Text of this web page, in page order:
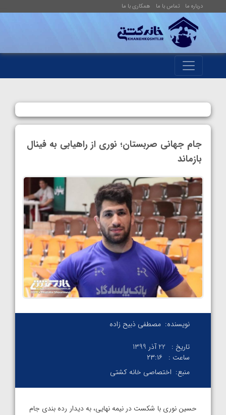
درباره ما تماس با ما همکاری با ما
جام جهانی صربستان‌؛ نوری از راهیابی به فینال
بازماند
نویسنده: مصطفی ذبیح زاده
تاریخ :
22 آذر 1399
ساعت :
۲۳:۱۶
منبع: اختصاصی خانه کشتی
حسین نوری با شکست در نیمه نهایی، به دیدار رده بندی جام